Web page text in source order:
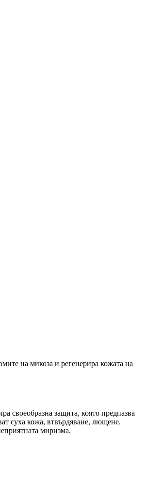
на микоза и регенерира кожата на
своеобразна защита, която предпазва
суха кожа, втвърдяване, лющене,
миризма.